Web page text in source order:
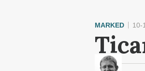
MARKED 10-